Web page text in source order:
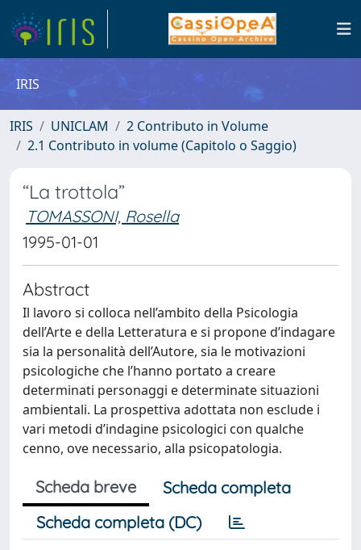
IRIS
IRIS UNICLAM
2 Contributo in Volume
2.1 Contributo in volume (Capitolo o Saggio)
“La trottola”
TOMASSONI, Rosella
1995-01-01
Abstract
Il lavoro si colloca nell’ambito della Psicologia
dell’Arte e della Letteratura e si propone d’indagare
sia la personalità dell’Autore, sia le motivazioni
psicologiche che l’hanno portato a creare
determinati personaggi e determinate situazioni
ambientali. La prospettiva adottata non esclude i
vari metodi d’indagine psicologici con qualche
cenno, ove necessario, alla psicopatologia.
Scheda breve
Scheda completa
Scheda completa (DC)